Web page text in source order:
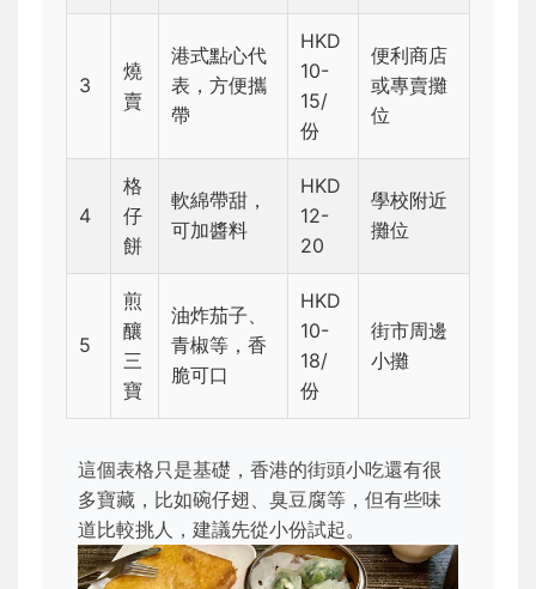
3
燒
賣
港式點心代
表，方便攜
帶
HKD
10-
15/
份
便利商店
或專賣攤
位
4
格
仔
餅
軟綿帶甜，
可加醬料
HKD
12-
20
學校附近
攤位
5
煎
釀
三
寶
油炸茄子、
青椒等，香
脆可口
HKD
10-
18/
份
街市周邊
小攤
這個表格只是基礎，香港的街頭小吃還有很
多寶藏，比如碗仔翅、臭豆腐等，但有些味
道比較挑人，建議先從小份試起。